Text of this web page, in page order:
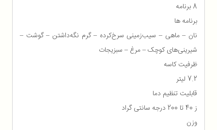
8 برنامه
برنامه ها
نان – ماهی – سیب‌زمینی سرخ‌کرده – گرم نگه‌داشتن – گوشت –
شیرینی‌های کوچک – مرغ – سبزیجات
ظرفیت کاسه
7.2 لیتر
قابلیت تنظیم دما
ز 40 تا 200 درجه سانتی گراد
وزن